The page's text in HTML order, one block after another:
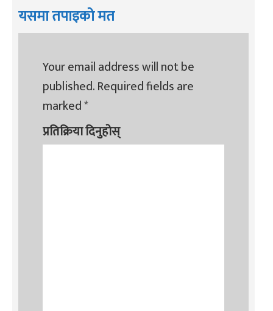
यसमा तपाइको मत
Your email address will not be
published.Required fields are
marked*
प्रतिक्रिया दिनुहोस्